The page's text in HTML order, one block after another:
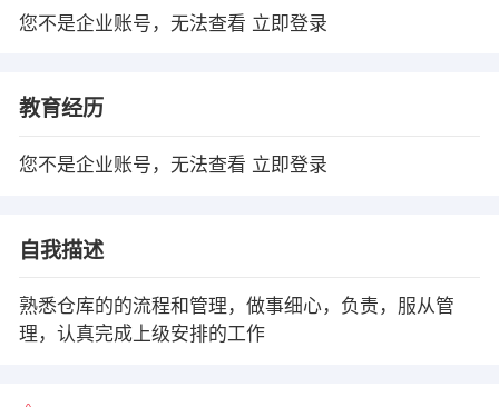
您不是企业账号，无法查看 立即登录
教育经历
您不是企业账号，无法查看 立即登录
自我描述
熟悉仓库的的流程和管理，做事细心，负责，服从管
理，认真完成上级安排的工作